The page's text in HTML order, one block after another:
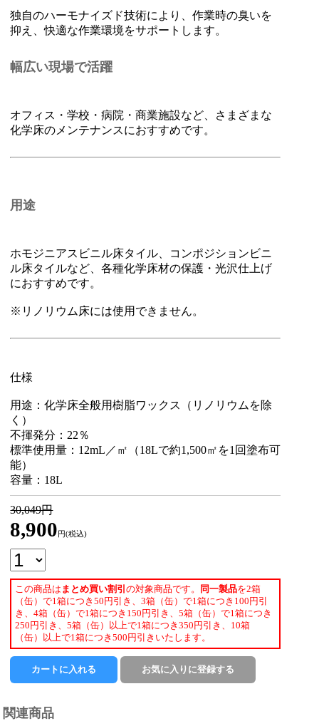
独自のハーモナイズド技術により、作業時の臭いを
抑え、快適な作業環境をサポートします。
幅広い現場で活躍
オフィス・学校・病院・商業施設など、さまざまな
化学床のメンテナンスにおすすめです。
用途
ホモジニアスビニル床タイル、コンポジションビニ
ル床タイルなど、各種化学床材の保護・光沢仕上げ
におすすめです。
※リノリウム床には使用できません。
仕様
用途：化学床全般用樹脂ワックス（リノリウムを除
く）
不揮発分：22％
標準使用量：12mL／㎡（18Lで約1,500㎡を1回塗布可
能）
容量：18L
30,049円
8,900 円(税込)
この商品は まとめ買い割引の対象商品です。 同一製品を2箱
（缶）で1箱につき50円引き、3箱（缶）で1箱につき100円引
き、4箱（缶）で1箱につき150円引き、5箱（缶）で1箱につき
250円引き、5箱（缶）以上で1箱につき350円引き、10箱
（缶）以上で1箱につき500円引きいたします。
関連商品